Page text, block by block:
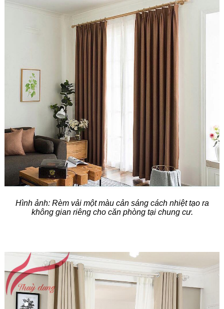
Hình ảnh: Rèm vải một màu cản sáng cách nhiệt tạo ra
không gian riêng cho căn phòng tại chung cư.